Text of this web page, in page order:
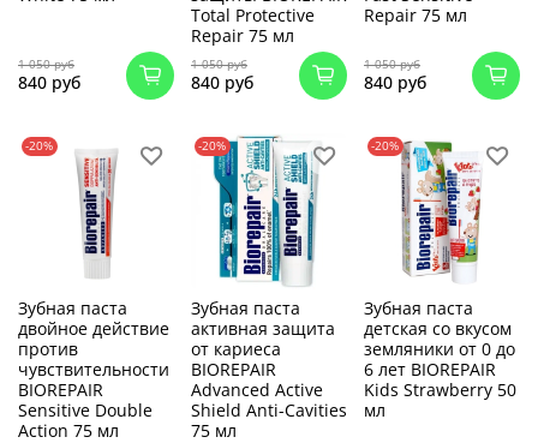
1 050 руб
840 руб
Total Protective
Repair 75 мл
1 050 руб
840 руб
Repair 75 мл
1 050 руб
840 руб
-20%
Зубная паста
двойное действие
против
чувствительности
BIOREPAIR
Sensitive Double
Action 75 мл
-20%
Зубная паста
активная защита
от кариеса
BIOREPAIR
Advanced Active
Shield Anti-Cavities
75 мл
-20%
Зубная паста
детская со вкусом
земляники от 0 до
6 лет BIOREPAIR
Kids Strawberry 50
мл